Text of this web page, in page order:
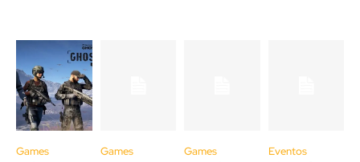
Games Games Games Eventos